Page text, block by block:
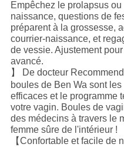
Empêchez le prolapsus
naissance, questions de
préparent à la grossesse,
courrier-naissance, et
de vessie. Ajustement
avancé.
】 De docteur
boules de Ben Wa sont
efficaces et le programme
votre vagin. Boules de
des médecins à travers le
femme sûre de l'intérieur !
【Confortable et facile de